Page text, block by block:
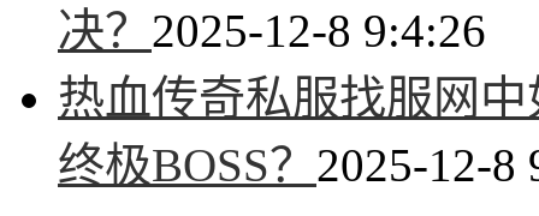
决？ 2025-12-8 9:4:26
热血传奇私服找服网
终极BOSS？ 2025-12-8